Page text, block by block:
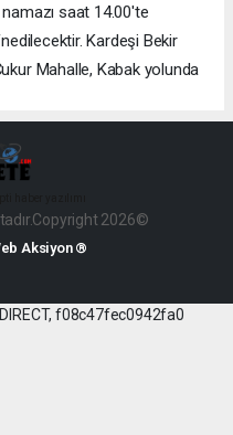
saat 14.00'te
Kardeşi Bekir
Mahalle, Kabak yolunda
2026©
Aksiyon ®
f08c47fec0942fa0